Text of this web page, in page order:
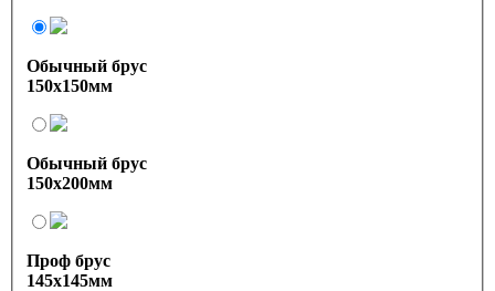
Обычный брус
150х150мм
Обычный брус
150х200мм
Проф брус
145х145мм